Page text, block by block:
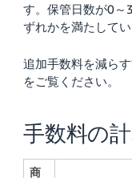
す。保管日数が0～
ずれかを満たして
追加手数料を減ら
をご覧ください。
手数料の
商